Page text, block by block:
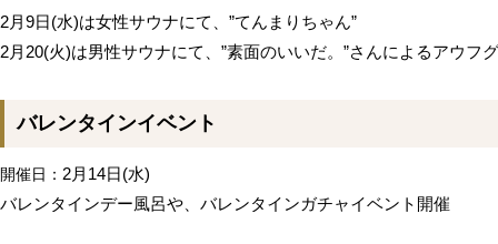
2月9日(水)は女性サウナにて、”てんまりちゃん”
2月20(火)は男性サウナにて、”素面のいいだ。”さんによるアウフ
バレンタインイベント
開催日： 2月14日(水)
バレンタインデー風呂や、バレンタインガチャイベント開催